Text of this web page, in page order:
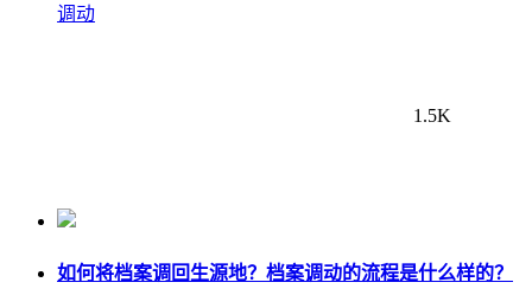
调动
1.5K
如何将档案调回生源地？档案调动的流程是什么样的？